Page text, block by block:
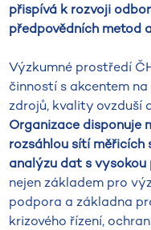
přispívá k rozvoji
předpovědních metod
Výzkumné prostředí
činností s akcentem
zdrojů, kvality ovzduší
Organizace disponuje
rozsáhlou sítí měřicích
analýzu dat s
nejen základem pro
podpora a základna
krizového řízení,